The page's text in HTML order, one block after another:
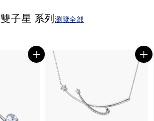
雙子星 系列瀏覽全部